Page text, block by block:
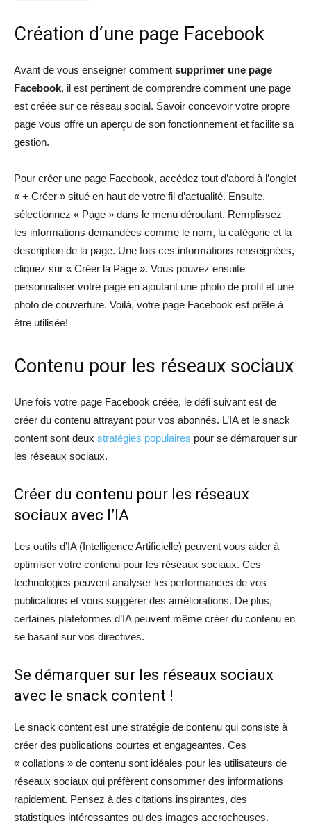
Création d’une page Facebook
Avant de vous enseigner comment supprimer une page
Facebook, il est pertinent de comprendre comment une page
est créée sur ce réseau social. Savoir concevoir votre propre
page vous offre un aperçu de son fonctionnement et facilite sa
gestion.
Pour créer une page Facebook, accédez tout d’abord à l’onglet
« + Créer » situé en haut de votre fil d’actualité. Ensuite,
sélectionnez « Page » dans le menu déroulant. Remplissez
les informations demandées comme le nom, la catégorie et la
description de la page. Une fois ces informations renseignées,
cliquez sur « Créer la Page ». Vous pouvez ensuite
personnaliser votre page en ajoutant une photo de profil et une
photo de couverture. Voilà, votre page Facebook est prête à
être utilisée!
Contenu pour les réseaux sociaux
Une fois votre page Facebook créée, le défi suivant est de
créer du contenu attrayant pour vos abonnés. L’IA et le snack
content sont deux stratégies populaires pour se démarquer sur
les réseaux sociaux.
Créer du contenu pour les réseaux
sociaux avec l’IA
Les outils d’IA (Intelligence Artificielle) peuvent vous aider à
optimiser votre contenu pour les réseaux sociaux. Ces
technologies peuvent analyser les performances de vos
publications et vous suggérer des améliorations. De plus,
certaines plateformes d’IA peuvent même créer du contenu en
se basant sur vos directives.
Se démarquer sur les réseaux sociaux
avec le snack content !
Le snack content est une stratégie de contenu qui consiste à
créer des publications courtes et engageantes. Ces
« collations » de contenu sont idéales pour les utilisateurs de
réseaux sociaux qui préfèrent consommer des informations
rapidement. Pensez à des citations inspirantes, des
statistiques intéressantes ou des images accrocheuses.